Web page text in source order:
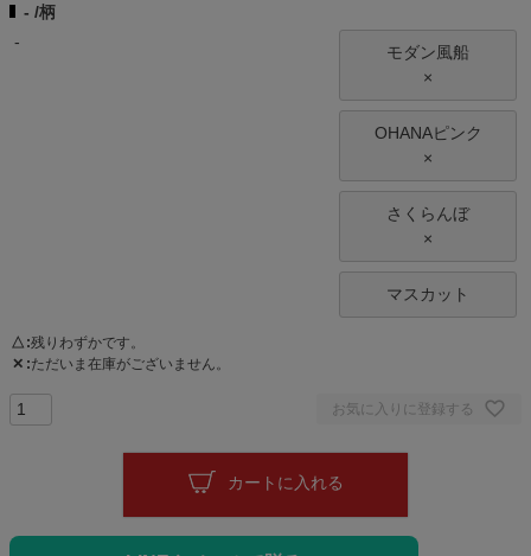
- 柄
-
モダン風船
×
OHANAピンク
×
さくらんぼ
×
マスカット
△ 残りわずかです。
✕ ただいま在庫がございません。
お気に入りに登録する
カートに入れる